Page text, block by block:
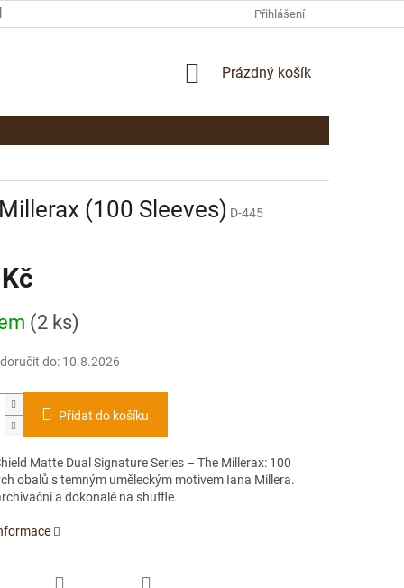
KONTAKTY
Přihlášení
NÁKUPNÍ
Prázdný košík
(100 Sleeves) D-445
(2 ks)
do: 10.8.2026
Přidat do košíku
Matte Dual Signature Series – The Millerax: 100
obalů s temným uměleckým motivem Iana Millera.
a dokonalé na shuffle.